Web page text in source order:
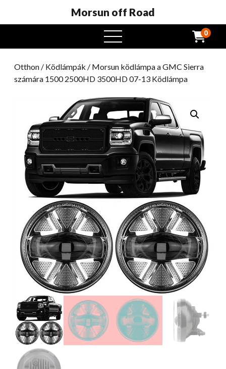
Morsun off Road
Nyissa
meg
menüt
0
Otthon / Ködlámpák / Morsun ködlámpa a GMC Sierra
számára 1500 2500HD 3500HD 07-13 Ködlámpa